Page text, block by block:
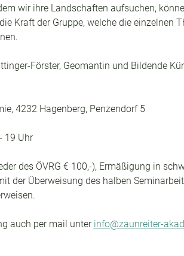
wir ihre Landschaften aufsuchen,
Kraft der Gruppe, welche die
Förster, Geomantin und Bildende
4232 Hagenberg, Penzendorf 5
19 Uhr
des ÖVRG € 100,-), Ermäßigung in
der Überweisung des halben
auch per mail unter info@zaunreiter-